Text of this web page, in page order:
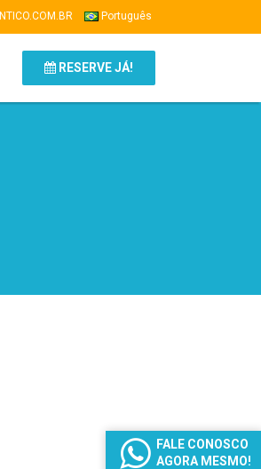
Português
RESERVE JÁ!
FALE CONOSCO
AGORA MESMO!